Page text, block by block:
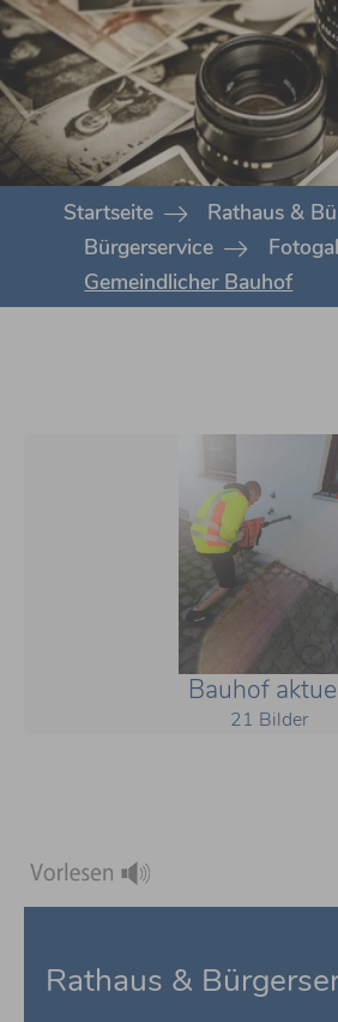
You are here:Startseite
Rathaus &
Bürgerservice
Gemeindlicher Bauhof
Bauhof
21 Bilder
Rathaus &